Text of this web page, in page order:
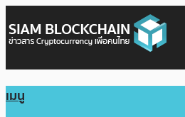
เมนู